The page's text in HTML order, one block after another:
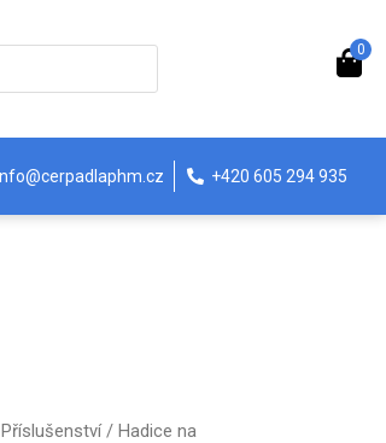
0
+420 605 294 935
Příslušenství/ Hadice na